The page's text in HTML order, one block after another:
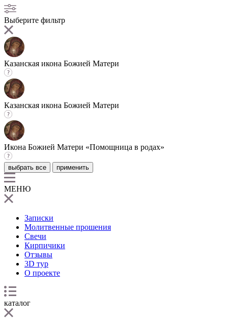
Выберите фильтр
Казанская икона Божией Матери
Казанская икона Божией Матери
Икона Божией Матери «Помощница в родах»
выбрать все применить
МЕНЮ
Записки
Молитвенные прошения
Свечи
Кирпичики
Отзывы
3D тур
О проекте
каталог